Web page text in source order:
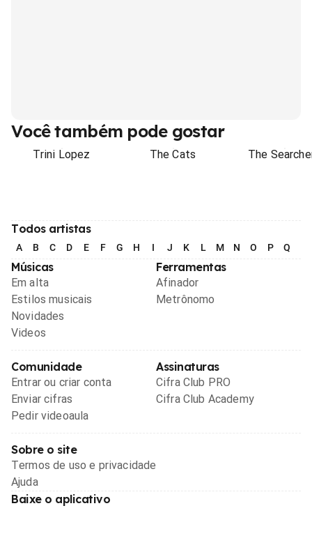
Você também pode gostar
Trini Lopez The Cats The
Todos artistas
A B C D E F G H I J K L M N O P Q
Músicas
Em alta
Estilos musicais
Novidades
Videos
Ferramentas
Afinador
Metrônomo
Comunidade
Entrar ou criar conta
Enviar cifras
Pedir videoaula
Assinaturas
Cifra Club PRO
Cifra Club Academy
Sobre o site
Termos de uso e privacidade
Ajuda
Baixe o aplicativo